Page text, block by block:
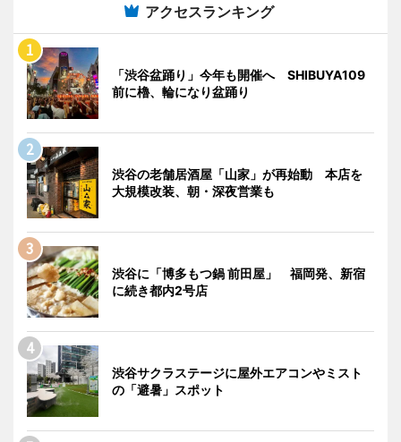
アクセスランキング
「渋谷盆踊り」今年も開催へ SHIBUYA109
前に櫓、輪になり盆踊り
渋谷の老舗居酒屋「山家」が再始動 本店を
大規模改装、朝・深夜営業も
渋谷に「博多もつ鍋 前田屋」 福岡発、新宿
に続き都内2号店
渋谷サクラステージに屋外エアコンやミスト
の「避暑」スポット